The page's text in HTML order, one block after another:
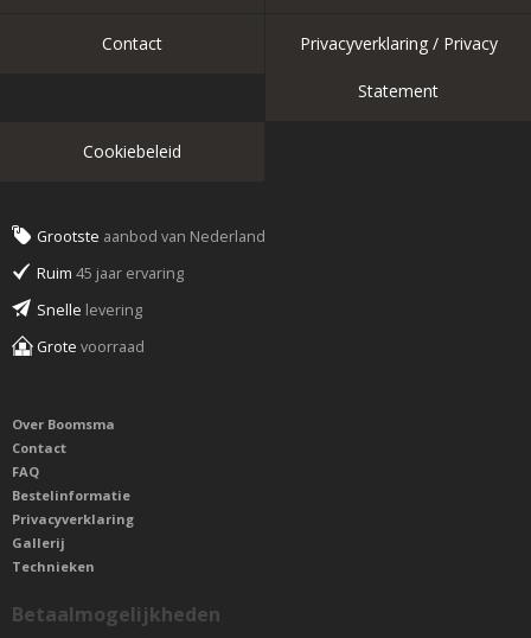
Contact Privacyverklaring / Privacy
Statement
Cookiebeleid
Grootste aanbod van Nederland
Ruim 45 jaar ervaring
Snelle levering
Grote voorraad
Over Boomsma
Contact
FAQ
Bestelinformatie
Privacyverklaring
Gallerij
Technieken
Betaalmogelijkheden